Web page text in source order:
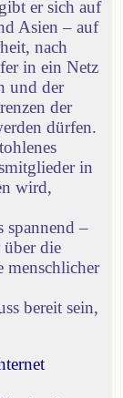
er sich auf
Asien – auf
nach
in ein Netz
und der
der
dürfen.
in
wird,
spannend –
über die
menschlicher
bereit sein,